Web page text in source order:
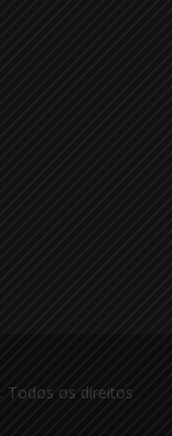
. Todos os direitos